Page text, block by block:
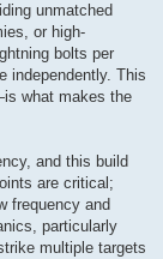
unmatched
or high-
bolts per
independently. This
what makes the
and this build
are critical;
frequency and
particularly
multiple targets